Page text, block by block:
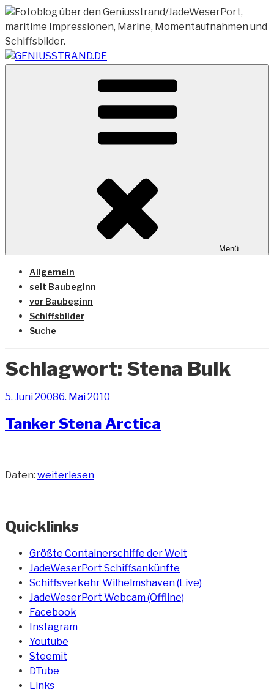
Zum
Inhalt
springen
GENIUSSTRAND.DE
Vom Geniusstrand zum JadeWeserPort/Container
Terminal Wilhelmshaven
Menü
Allgemein
seit Baubeginn
vor Baubeginn
Schiffsbilder
Suche
Schlagwort: Stena Bulk
Veröffentlicht
5. Juni 20086. Mai 2010
Tanker Stena Arctica
Daten: „Tanker
weiterlesen
Quicklinks
Größte Containerschiffe der Welt
JadeWeserPort Schiffsankünfte
Schiffsverkehr Wilhelmshaven (Live)
JadeWeserPort Webcam (Offline)
Facebook
Instagram
Youtube
Steemit
DTube
Links